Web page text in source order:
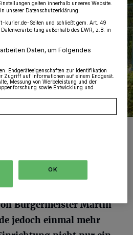
Mertens auf dem Geflügelhof-
Bürgermeister Martin
jedoch einmal mehr
gelten innerhalb unseres Website.
unserer Datenschutzerklärung.
kurier.de-Seiten und schließt gem. Art. 49
außerhalb des EWR, z.B. in
Daten, um Folgendes
Endgeräteeigenschaften zur Identifikation
Zugriff auf Informationen auf einem Endgerät.
Messung von Werbeleistung und der
sowie Entwicklung und
OK